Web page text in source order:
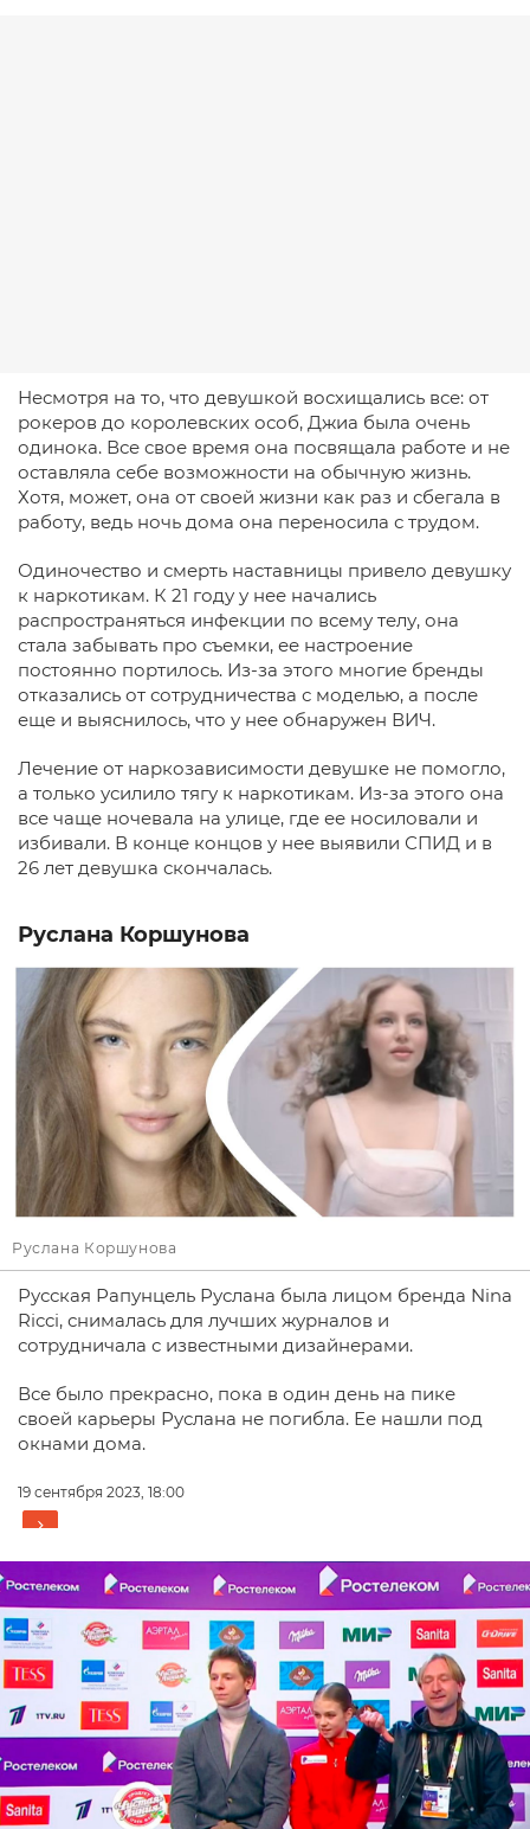
Несмотря на то, что девушкой восхищались все: от
рокеров до королевских особ, Джиа была очень
одинока. Все свое время она посвящала работе и не
оставляла себе возможности на обычную жизнь.
Хотя, может, она от своей жизни как раз и сбегала в
работу, ведь ночь дома она переносила с трудом.
Одиночество и смерть наставницы привело девушку
к наркотикам. К 21 году у нее начались
распространяться инфекции по всему телу, она
стала забывать про съемки, ее настроение
постоянно портилось. Из-за этого многие бренды
отказались от сотрудничества с моделью, а после
еще и выяснилось, что у нее обнаружен ВИЧ.
Лечение от наркозависимости девушке не помогло,
а только усилило тягу к наркотикам. Из-за этого она
все чаще ночевала на улице, где ее носиловали и
избивали. В конце концов у нее выявили СПИД и в
26 лет девушка скончалась.
Руслана Коршунова
Руслана Коршунова
Русская Рапунцель Руслана была лицом бренда Nina
Ricci, снималась для лучших журналов и
сотрудничала с известными дизайнерами.
Все было прекрасно, пока в один день на пике
своей карьеры Руслана не погибла. Ее нашли под
окнами дома.
19 сентября 2023, 18:00